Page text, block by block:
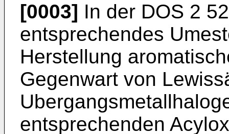
[0003] In der DOS 2
entsprechendes
Herstellung
Gegenwart von
entsprechenden